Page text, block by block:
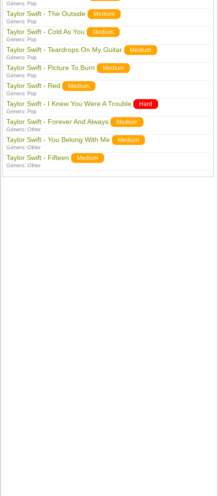
Género: Pop
Taylor Swift - The Outside Medium
Género: Pop
Taylor Swift - Cold As You Medium
Género: Pop
Taylor Swift - Teardrops On My Guitar Medium
Género: Pop
Taylor Swift - Picture To Burn Medium
Género: Pop
Taylor Swift - Red Medium
Género: Pop
Taylor Swift - I Knew You Were A Trouble Hard
Género: Pop
Taylor Swift - Forever And Always Medium
Género:Other
Taylor Swift - You Belong With Me Medium
Género:Other
Taylor Swift - Fifteen Medium
Género:Other